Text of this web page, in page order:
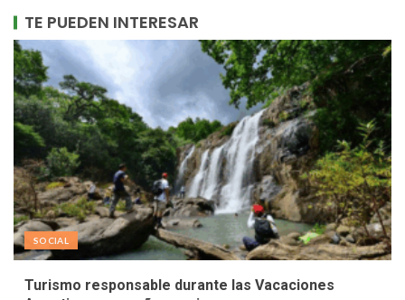
TE PUEDEN INTERESAR
SOCIAL
Turismo responsable durante las Vacaciones